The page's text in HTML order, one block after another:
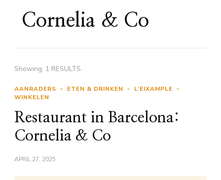
Cornelia & Co
Showing: 1 RESULTS
AANRADERS ETEN & DRINKEN
L’EIXAMPLE
WINKELEN
Restaurant in Barcelona:
Cornelia & Co
APRIL 27, 2025